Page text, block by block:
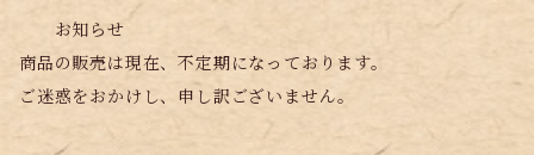
お知らせ
商品の販売は現在、不定期になっております。
ご迷惑をおかけし、申し訳ございません。